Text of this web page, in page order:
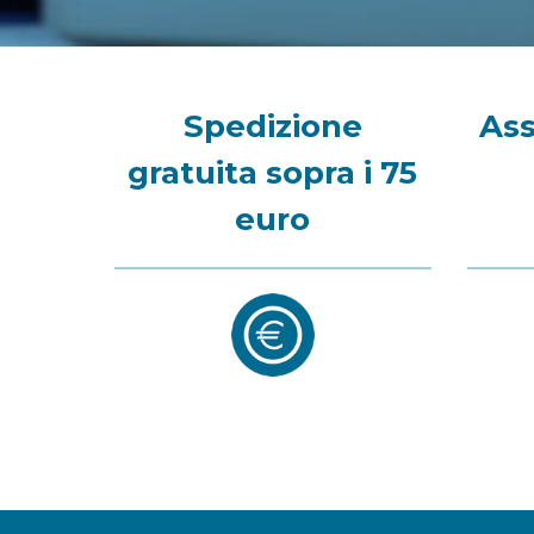
Spedizione
gratuita sopra i 75
euro